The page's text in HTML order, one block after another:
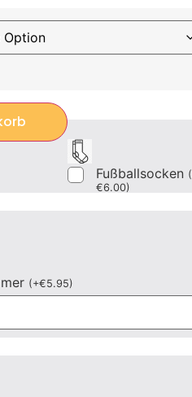
Fußballsocken (
€6.00)
(+€5.95)